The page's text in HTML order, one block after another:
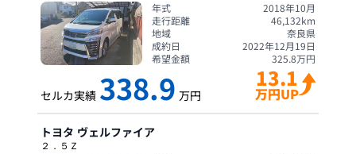
年式
2018年10月
走行距離
46,132km
地域
奈良県
成約日
2022年12月19日
希望金額
325.8万円
セルカ実績 338.9 万円
13.1
万円UP
トヨタ ヴェルファイア
２．５Ｚ